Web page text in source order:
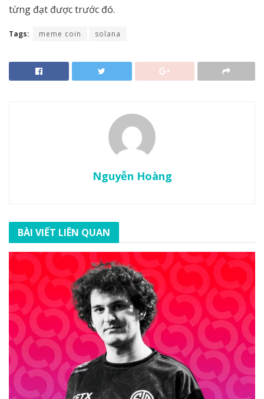
từng đạt được trước đó.
Tags: meme coin solana
Nguyễn Hoàng
BÀI VIẾT LIÊN QUAN